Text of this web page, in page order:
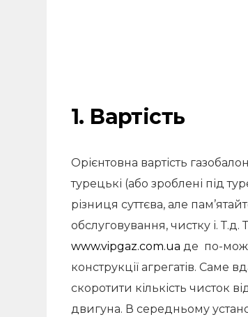
1. Вартість
Орієнтовна вартість
турецькі (або зроблені під
різниця суттєва, але
обслуговування, чистку і.
www.vipgaz.com.ua де по-
конструкції агрегатів. Саме
скоротити кількість чисток
двигуна. В середньому